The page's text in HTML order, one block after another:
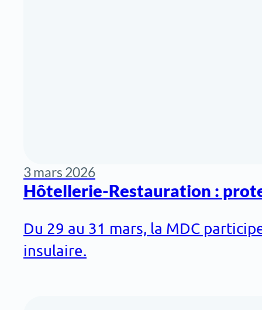
3 mars 2026
Hôtellerie-Restauration :
Du 29 au 31 mars, la MDC
insulaire.